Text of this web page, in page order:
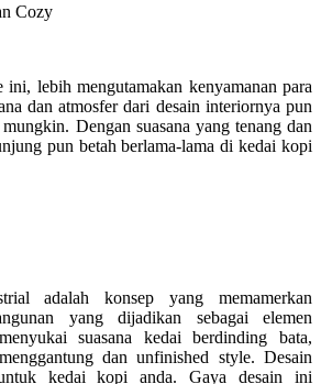
Cozy
lebih mengutamakan kenyamanan para
dan atmosfer dari desain interiornya pun
Dengan suasana yang tenang dan
pun betah berlama-lama di kedai kopi
adalah konsep yang memamerkan
yang dijadikan sebagai elemen
suasana kedai berdinding bata,
dan unfinished style. Desain
kedai kopi anda. Gaya desain ini